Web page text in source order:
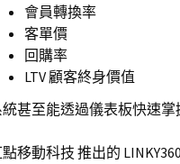
會員轉換率
客單價
回購率
LTV 顧客終身價值
統甚至能透過儀表板快速
移動科技 推出的